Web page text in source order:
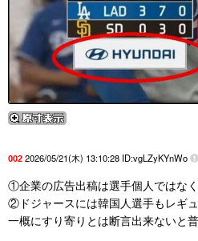
002 2026/05/21(木) 13:10:28 ID:vgLZyKYnWo
①企業の広告出稿は選手個人ではな
②ドジャースには韓国人選手もレギ
一概にすり寄りとは断言出来ないと